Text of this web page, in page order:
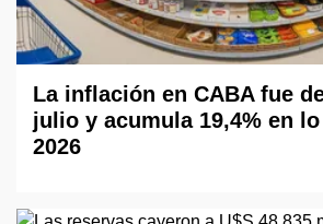
La inflación en CABA fue
julio y acumula 19,4% en
2026